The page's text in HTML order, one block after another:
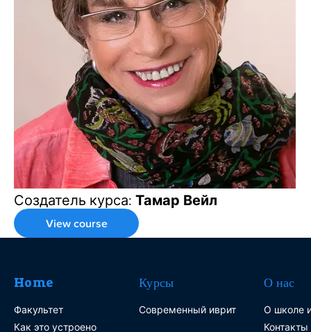
Создатель курса: Тамар Вейл
View course
Home
Факультет
Как это устроено
Курсы
Современный иврит
О нас
О школе
Контакты